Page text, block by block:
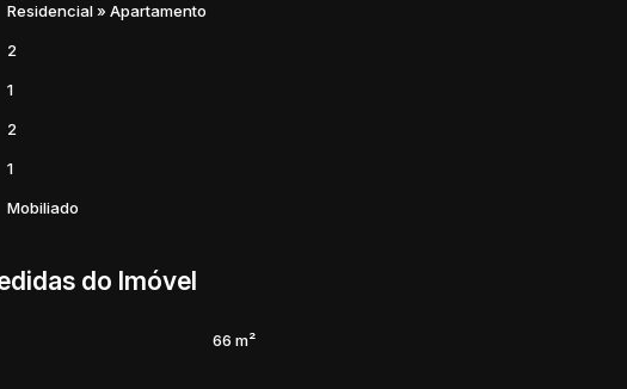
conforto, comodidade e lazer em um só lugar.
Residencial» Apartamento
2
1
2
1
Mobiliado
do Imóvel
66 m²